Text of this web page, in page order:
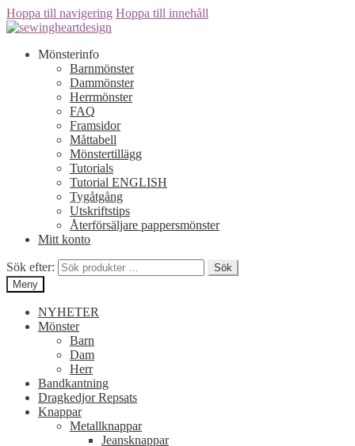
Hoppa till navigering Hoppa till innehåll
Mönsterinfo
Barnmönster
Dammönster
Herrmönster
FAQ
Framsidor
Måttabell
Mönstertillägg
Tutorials
Tutorial ENGLISH
Tygåtgång
Utskriftstips
Återförsäljare pappersmönster
Mitt konto
Sök efter:
Sök
Meny
NYHETER
Mönster
Barn
Dam
Herr
Bandkantning
Dragkedjor Repsats
Knappar
Metallknappar
Jeansknappar